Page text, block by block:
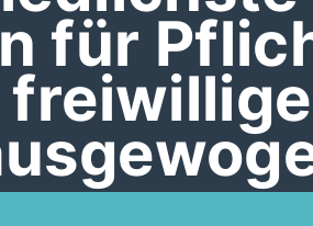
für